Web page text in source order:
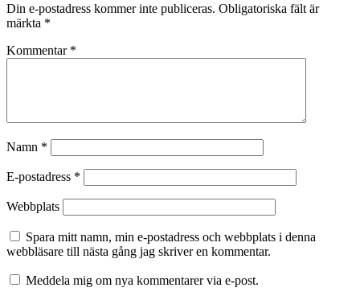
Din e-postadress kommer inte publiceras. Obligatoriska fält är
märkta *
Kommentar *
Namn *
E-postadress *
Webbplats
Spara mitt namn, min e-postadress och webbplats i denna
webbläsare till nästa gång jag skriver en kommentar.
Meddela mig om nya kommentarer via e-post.